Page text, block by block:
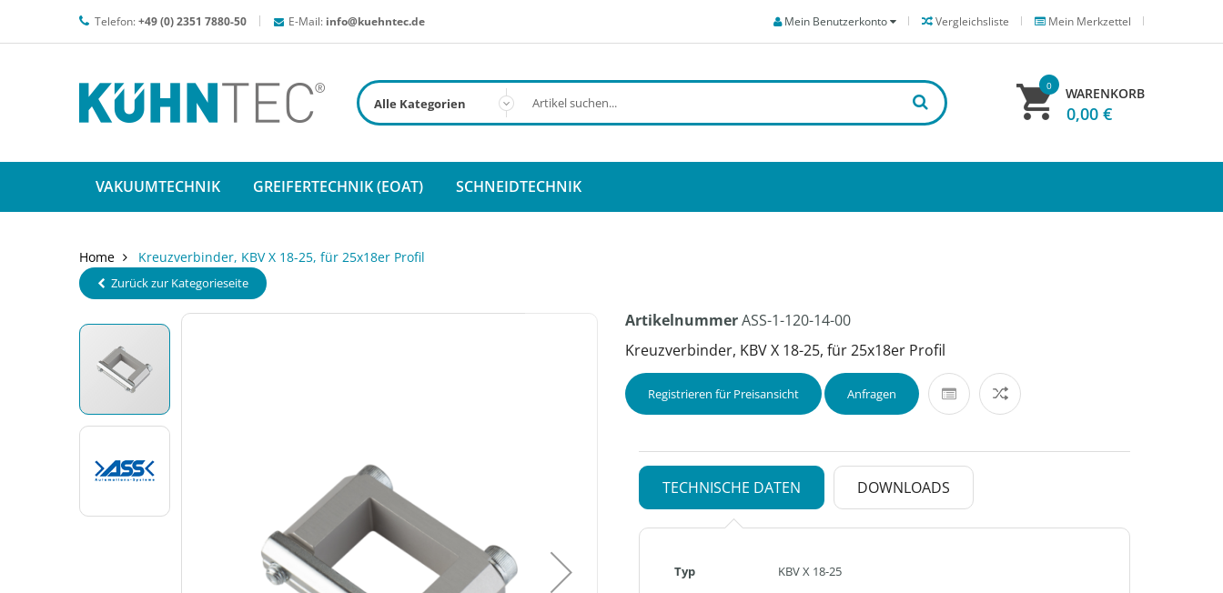
Telefon:+49 (0) 2351 7880-50 E-Mail: info@kuehntec.de Mein Merkzettel
Vergleichsliste
Mein Benutzerkonto
WARENKORB
0
0,00 €
VAKUUMTECHNIK GREIFERTECHNIK (EOAT) SCHNEIDTECHNIK
Home Kreuzverbinder, KBV X 18-25, für 25x18er Profil
Zurück zur Kategorieseite
ArtikelnummerASS-1-120-14-00
Kreuzverbinder, KBV X 18-25, für 25x18er Profil
Registrieren für Preisansicht Anfragen
TECHNISCHE DATEN DOWNLOADS
Mehr
Informationen
Typ
KBV X 18-25